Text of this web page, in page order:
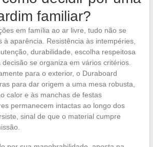
familiar?
em família ao ar livre, tudo não se
à aparência. Resistência às intempéries,
durabilidade, escolha respeitosa
se organiza em vários critérios.
para o exterior, o Duraboard
para dar origem a uma mesa robusta,
calor e às manchas de festas
permanecem intactas ao longo dos
sinal de que o material cumpre